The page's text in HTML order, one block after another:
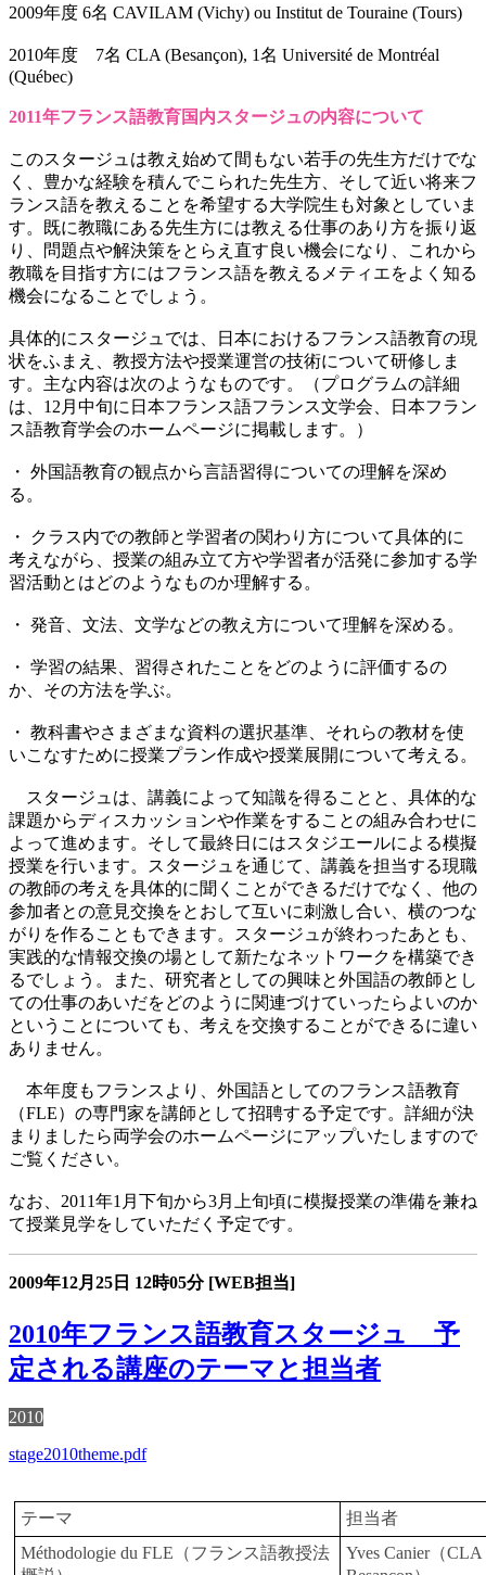
2009年度 6名 CAVILAM (Vichy) ou Institut de Touraine (Tours)
2010年度 7名 CLA (Besançon), 1名 Université de Montréal
(Québec)
2011年フランス語教育国内スタージュの内容について
このスタージュは教え始めて間もない若手の先生方だけでな
く、豊かな経験を積んでこられた先生方、そして近い将来フ
ランス語を教えることを希望する大学院生も対象としていま
す。既に教職にある先生方には教える仕事のあり方を振り返
り、問題点や解決策をとらえ直す良い機会になり、これから
教職を目指す方にはフランス語を教えるメティエをよく知る
機会になることでしょう。
具体的にスタージュでは、日本におけるフランス語教育の現
状をふまえ、教授方法や授業運営の技術について研修しま
す。主な内容は次のようなものです。（プログラムの詳細
は、12月中旬に日本フランス語フランス文学会、日本フラン
ス語教育学会のホームページに掲載します。）
・ 外国語教育の観点から言語習得についての理解を深め
る。
・ クラス内での教師と学習者の関わり方について具体的に
考えながら、授業の組み立て方や学習者が活発に参加する学
習活動とはどのようなものか理解する。
・ 発音、文法、文学などの教え方について理解を深める。
・ 学習の結果、習得されたことをどのように評価するの
か、その方法を学ぶ。
・ 教科書やさまざまな資料の選択基準、それらの教材を使
いこなすために授業プラン作成や授業展開について考える。
スタージュは、講義によって知識を得ることと、具体的な
課題からディスカッションや作業をすることの組み合わせに
よって進めます。そして最終日にはスタジエールによる模擬
授業を行います。スタージュを通じて、講義を担当する現職
の教師の考えを具体的に聞くことができるだけでなく、他の
参加者との意見交換をとおして互いに刺激し合い、横のつな
がりを作ることもできます。スタージュが終わったあとも、
実践的な情報交換の場として新たなネットワークを構築でき
るでしょう。また、研究者としての興味と外国語の教師とし
ての仕事のあいだをどのように関連づけていったらよいのか
ということについても、考えを交換することができるに違い
ありません。
本年度もフランスより、外国語としてのフランス語教育
（FLE）の専門家を講師として招聘する予定です。詳細が決
まりましたら両学会のホームページにアップいたしますので
ご覧ください。
なお、2011年1月下旬から3月上旬頃に模擬授業の準備を兼ね
て授業見学をしていただく予定です。
2009年12月25日 12時05分 [WEB担当]
2010年フランス語教育スタージュ 予
定される講座のテーマと担当者
2010
stage2010theme.pdf
テーマ
担当者
Méthodologie du FLE（フランス語教授法
Yves Canier（CLA